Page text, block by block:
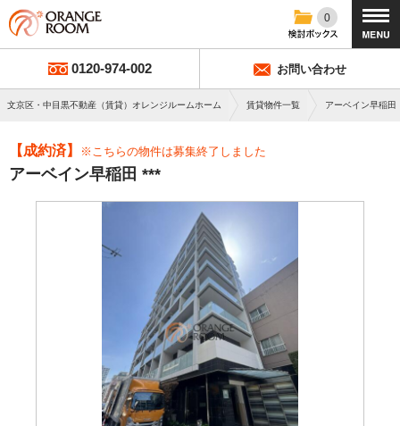
0
0120-974-002 お問い合わせ
文京区・中目黒不動産（賃貸）オレンジルームホーム 賃貸物件一覧 アーベイン早稲田
【成約済】 ※こちらの物件は募集終了しました
アーベイン早稲田 ***